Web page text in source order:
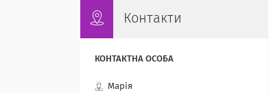
Контакти
Марія